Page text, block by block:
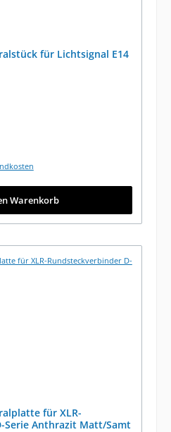
für Lichtsignal E14
Warenkorb
für XLR-
Serie Anthrazit Matt/Samt